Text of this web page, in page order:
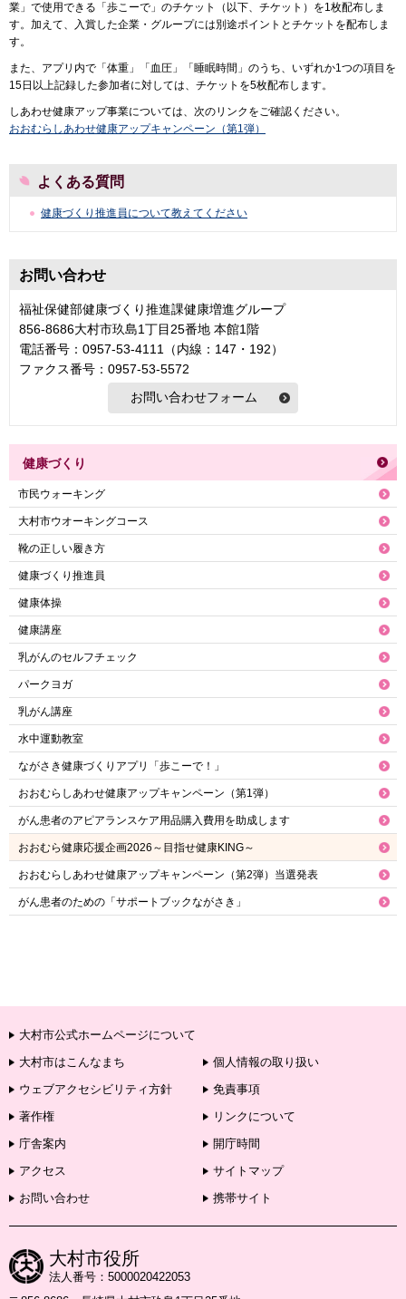
業」で使用できる「歩こーで」のチケット（以下、チケット）を1枚配布しま
す。加えて、入賞した企業・グループには別途ポイントとチケットを配布しま
す。
また、アプリ内で「体重」「血圧」「睡眠時間」のうち、いずれか1つの項目を
15日以上記録した参加者に対しては、チケットを5枚配布します。
しあわせ健康アップ事業については、次のリンクをご確認ください。
おおむらしあわせ健康アップキャンペーン（第1弾）
よくある質問
健康づくり推進員について教えてください
お問い合わせ
福祉保健部健康づくり推進課健康増進グループ
856-8686大村市玖島1丁目25番地 本館1階
電話番号：0957-53-4111（内線：147・192）
ファクス番号：0957-53-5572
健康づくり
市民ウォーキング
大村市ウオーキングコース
靴の正しい履き方
健康づくり推進員
健康体操
健康講座
乳がんのセルフチェック
パークヨガ
乳がん講座
水中運動教室
ながさき健康づくりアプリ「歩こーで！」
おおむらしあわせ健康アップキャンペーン（第1弾）
がん患者のアピアランスケア用品購入費用を助成します
おおむら健康応援企画2026～目指せ健康KING～
おおむらしあわせ健康アップキャンペーン（第2弾）当選発表
がん患者のための「サポートブックながさき」
大村市公式ホームページについて
大村市はこんなまち
個人情報の取り扱い
ウェブアクセシビリティ方針
免責事項
著作権
リンクについて
庁舎案内
開庁時間
アクセス
サイトマップ
お問い合わせ
携帯サイト
大村市役所
法人番号：5000020422053